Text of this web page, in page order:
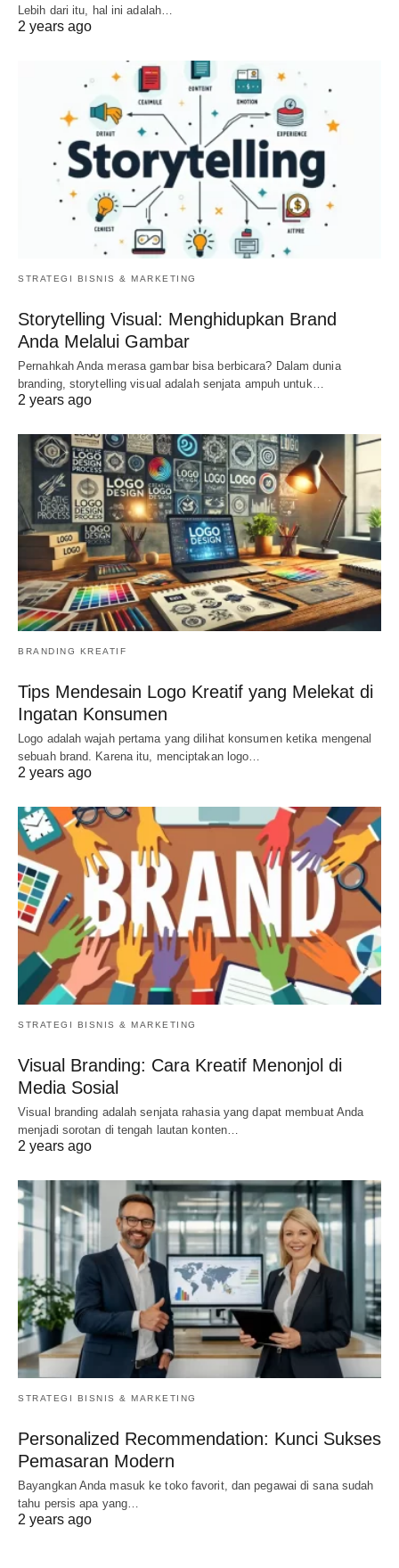
Lebih dari itu, hal ini adalah…
2 years ago
STRATEGI BISNIS & MARKETING
Storytelling Visual: Menghidupkan Brand
Anda Melalui Gambar
Pernahkah Anda merasa gambar bisa berbicara? Dalam dunia
branding, storytelling visual adalah senjata ampuh untuk…
2 years ago
BRANDING KREATIF
Tips Mendesain Logo Kreatif yang Melekat di
Ingatan Konsumen
Logo adalah wajah pertama yang dilihat konsumen ketika mengenal
sebuah brand. Karena itu, menciptakan logo…
2 years ago
STRATEGI BISNIS & MARKETING
Visual Branding: Cara Kreatif Menonjol di
Media Sosial
Visual branding adalah senjata rahasia yang dapat membuat Anda
menjadi sorotan di tengah lautan konten…
2 years ago
STRATEGI BISNIS & MARKETING
Personalized Recommendation: Kunci Sukses
Pemasaran Modern
Bayangkan Anda masuk ke toko favorit, dan pegawai di sana sudah
tahu persis apa yang…
2 years ago